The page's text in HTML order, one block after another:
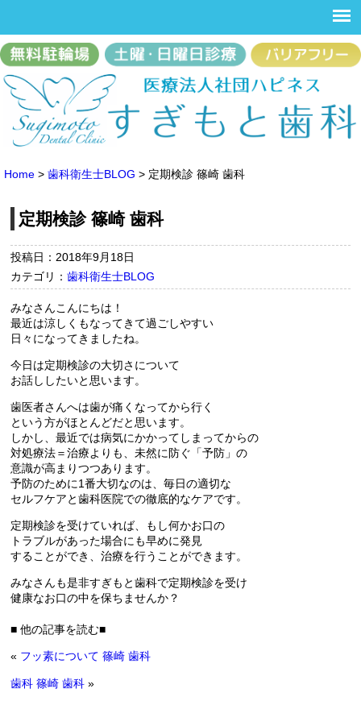
Home > 歯科衛生士BLOG > 定期検診 篠崎 歯科
定期検診 篠崎 歯科
投稿日：2018年9月18日
カテゴリ：歯科衛生士BLOG
みなさんこんにちは！
最近は涼しくもなってきて過ごしやすい
日々になってきましたね。
今日は定期検診の大切さについて
お話ししたいと思います。
歯医者さんへは歯が痛くなってから行く
という方がほとんどだと思います。
しかし、最近では病気にかかってしまってからの
対処療法＝治療よりも、未然に防ぐ「予防」の
意識が高まりつつあります。
予防のために1番大切なのは、毎日の適切な
セルフケアと歯科医院での徹底的なケアです。
定期検診を受けていれば、もし何かお口の
トラブルがあった場合にも早めに発見
することができ、治療を行うことができます。
みなさんも是非すぎもと歯科で定期検診を受け
健康なお口の中を保ちませんか？
■ 他の記事を読む■
« フッ素について 篠崎 歯科
歯科 篠崎 歯科 »